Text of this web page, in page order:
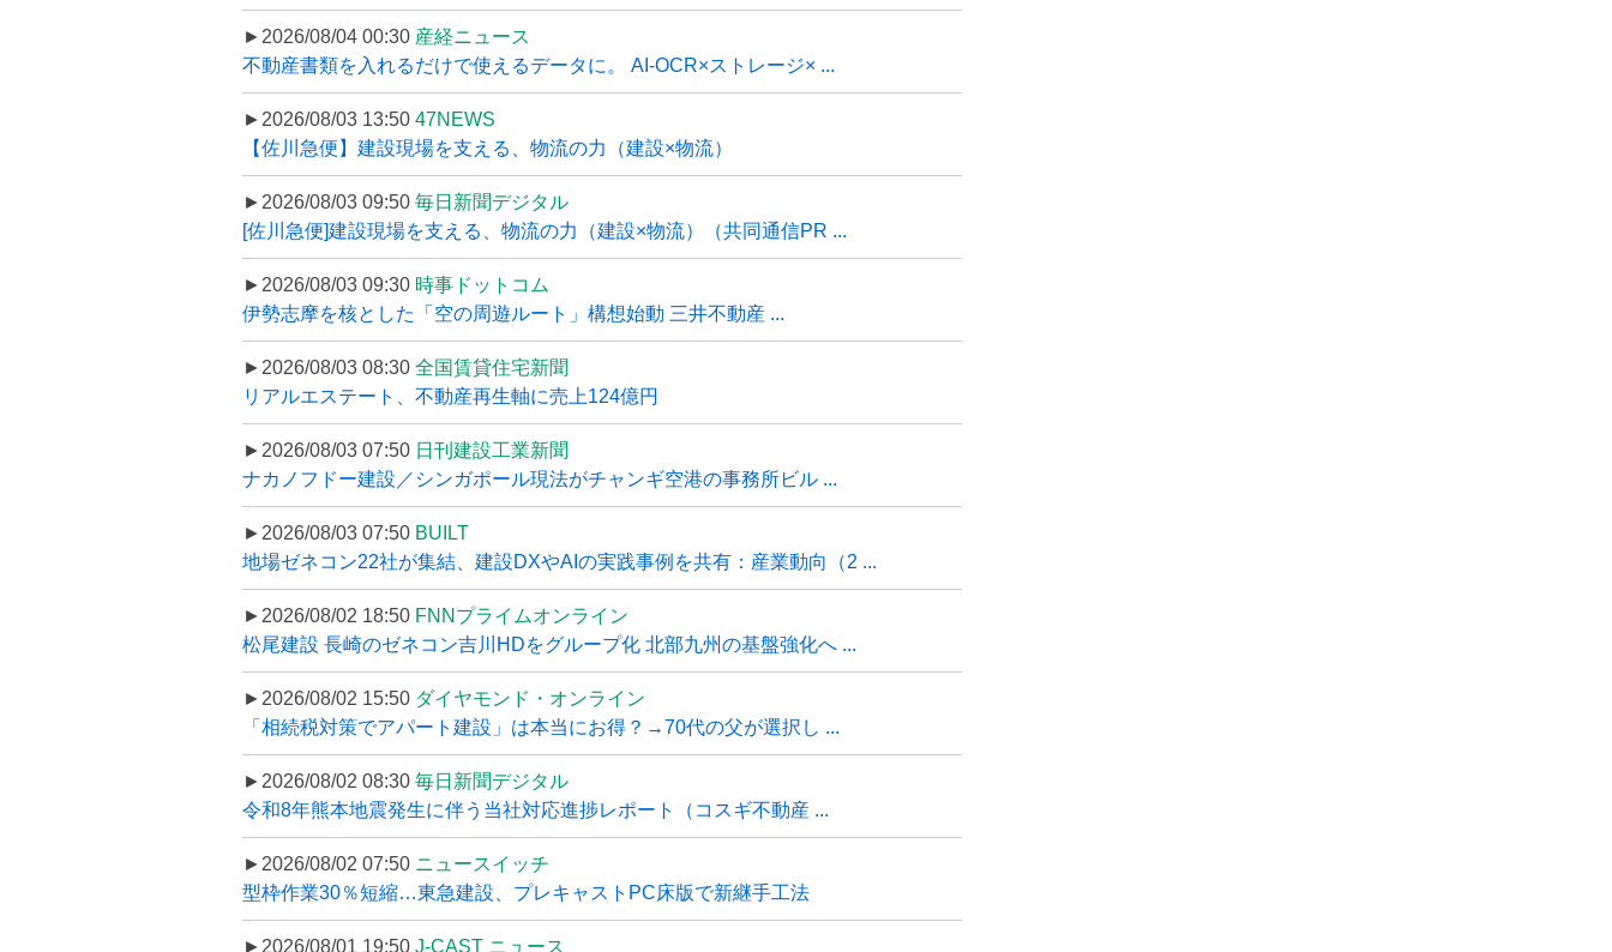
►2026/08/04 00:30 産経ニュース
不動産書類を入れるだけで使えるデータに。 AI-OCR×ストレージ× ...
►2026/08/03 13:50 47NEWS
【佐川急便】建設現場を支える、物流の力（建設×物流）
►2026/08/03 09:50 毎日新聞デジタル
[佐川急便]建設現場を支える、物流の力（建設×物流）（共同通信PR ...
►2026/08/03 09:30 時事ドットコム
伊勢志摩を核とした「空の周遊ルート」構想始動 三井不動産 ...
►2026/08/03 08:30 全国賃貸住宅新聞
リアルエステート、不動産再生軸に売上124億円
►2026/08/03 07:50 日刊建設工業新聞
ナカノフドー建設／シンガポール現法がチャンギ空港の事務所ビル ...
►2026/08/03 07:50 BUILT
地場ゼネコン22社が集結、建設DXやAIの実践事例を共有：産業動向（2 ...
►2026/08/02 18:50 FNNプライムオンライン
松尾建設 長崎のゼネコン吉川HDをグループ化 北部九州の基盤強化へ ...
►2026/08/02 15:50 ダイヤモンド・オンライン
「相続税対策でアパート建設」は本当にお得？→70代の父が選択し ...
►2026/08/02 08:30 毎日新聞デジタル
令和8年熊本地震発生に伴う当社対応進捗レポート（コスギ不動産 ...
►2026/08/02 07:50 ニュースイッチ
型枠作業30％短縮…東急建設、プレキャストPC床版で新継手工法
►2026/08/01 19:50 J-CAST ニュース